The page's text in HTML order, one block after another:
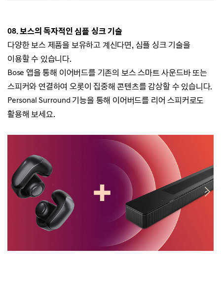
08.보스의 독자적인 심플 싱크 기술
다양한 보스 제품을 보유하고 계신다면, 심플 싱크 기술을
이용할 수 있습니다.
Bose 앱을 통해 이어버드를 기존의 보스 스마트 사운드바 또는
스피커와 연결하여 오롯이 집중해콘텐츠를 감상할 수 있습니다.
Personal Surround 기능을 통해 이어버드를 리어 스피커로도
활용해 보세요.